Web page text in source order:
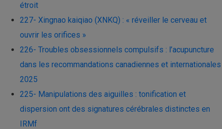
étroit
227- Xingnao kaiqiao (XNKQ) : « réveiller le cerveau et
ouvrir les orifices »
226- Troubles obsessionnels compulsifs : l’acupuncture
dans les recommandations canadiennes et internationales
2025
225- Manipulations des aiguilles : tonification et
dispersion ont des signatures cérébrales distinctes en
IRMf